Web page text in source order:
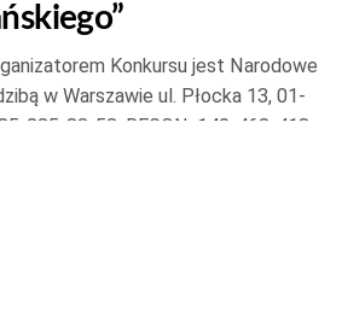
Konkursu jest Narodowe
w Warszawie ul. Płocka 13, 01-
235-83-53, REGON: 140-468-418,